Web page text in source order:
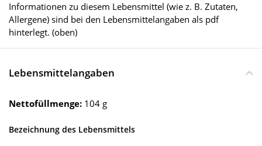
Informationen zu diesem Lebensmittel (wie z. B. Zutaten,
Allergene) sind bei den Lebensmittelangaben als pdf
hinterlegt. (oben)
Lebensmittelangaben
Nettofüllmenge: 104 g
Bezeichnung des Lebensmittels